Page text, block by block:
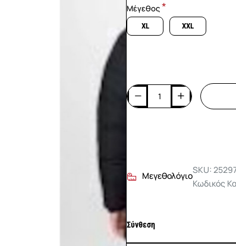
Μέγεθος
XL XXL
Μεγεθολόγιο
SKU:
Κωδικός
Σύνθεση